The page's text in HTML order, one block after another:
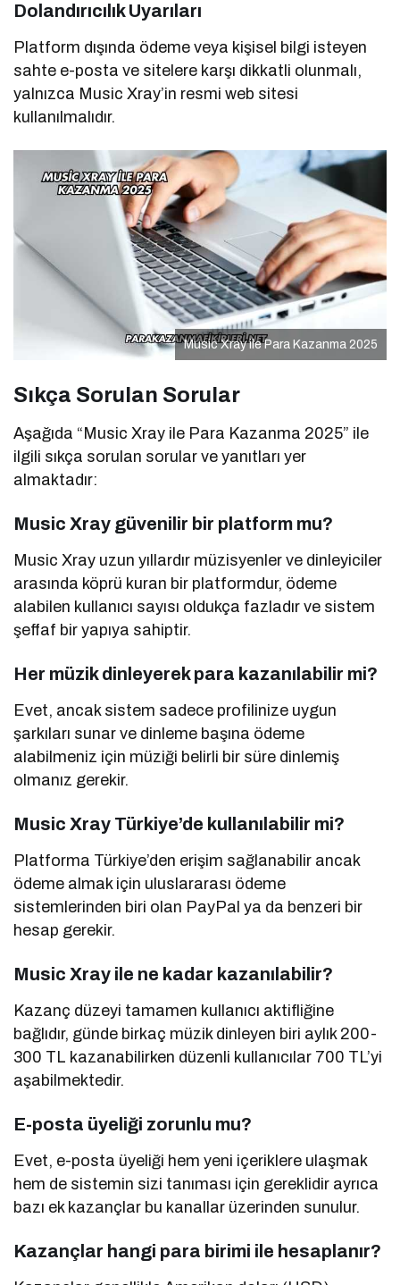
Dolandırıcılık Uyarıları
Platform dışında ödeme veya kişisel bilgi isteyen
sahte e-posta ve sitelere karşı dikkatli olunmalı,
yalnızca Music Xray’in resmi web sitesi
kullanılmalıdır.
Music Xray ile Para Kazanma 2025
Sıkça Sorulan Sorular
Aşağıda “Music Xray ile Para Kazanma 2025” ile
ilgili sıkça sorulan sorular ve yanıtları yer
almaktadır:
Music Xray güvenilir bir platform mu?
Music Xray uzun yıllardır müzisyenler ve dinleyiciler
arasında köprü kuran bir platformdur, ödeme
alabilen kullanıcı sayısı oldukça fazladır ve sistem
şeffaf bir yapıya sahiptir.
Her müzik dinleyerek para kazanılabilir mi?
Evet, ancak sistem sadece profilinize uygun
şarkıları sunar ve dinleme başına ödeme
alabilmeniz için müziği belirli bir süre dinlemiş
olmanız gerekir.
Music Xray Türkiye’de kullanılabilir mi?
Platforma Türkiye’den erişim sağlanabilir ancak
ödeme almak için uluslararası ödeme
sistemlerinden biri olan PayPal ya da benzeri bir
hesap gerekir.
Music Xray ile ne kadar kazanılabilir?
Kazanç düzeyi tamamen kullanıcı aktifliğine
bağlıdır, günde birkaç müzik dinleyen biri aylık 200-
300 TL kazanabilirken düzenli kullanıcılar 700 TL’yi
aşabilmektedir.
E-posta üyeliği zorunlu mu?
Evet, e-posta üyeliği hem yeni içeriklere ulaşmak
hem de sistemin sizi tanıması için gereklidir ayrıca
bazı ek kazançlar bu kanallar üzerinden sunulur.
Kazançlar hangi para birimi ile hesaplanır?